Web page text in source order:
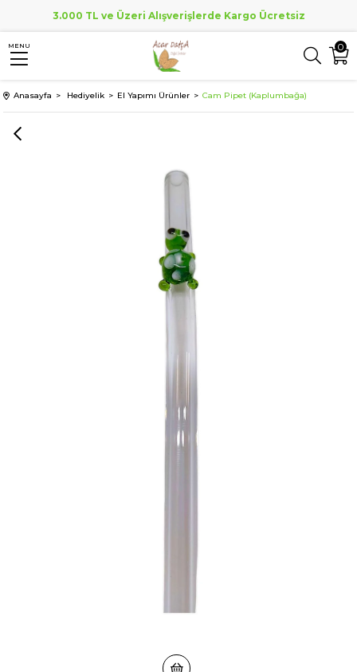
3.000 TL ve Üzeri Alışverişlerde Kargo Ücretsiz
0
MENU
Anasayfa Hediyelik El Yapımı Ürünler Cam Pipet (Kaplumbağa)